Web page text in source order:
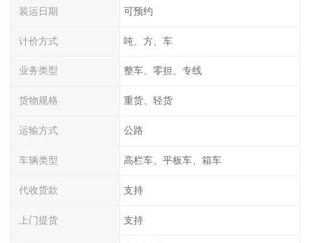
装运日期 可预约
计价方式 吨、方、车
业务类型 整车、零担、专线
货物规格 重货、轻货
运输方式 公路
车辆类型 高栏车、平板车、箱车
代收货款 支持
上门提货 支持